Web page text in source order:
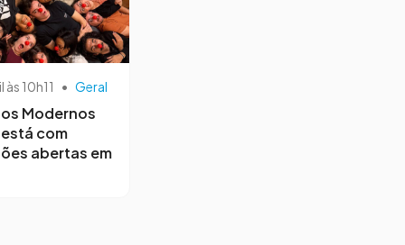
às 10h11 • Geral
Modernos
com
abertas em